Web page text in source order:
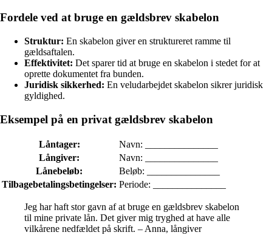
Fordele ved at bruge en gældsbrev skabelon
Struktur: En skabelon giver en struktureret ramme til
gældsaftalen.
Effektivitet: Det sparer tid at bruge en skabelon i stedet for at
oprette dokumentet fra bunden.
Juridisk sikkerhed: En veludarbejdet skabelon sikrer juridisk
gyldighed.
Eksempel på en privat gældsbrev skabelon
Låntager:
Navn: _______________
Långiver:
Navn: _______________
Lånebeløb:
Beløb: _______________
Tilbagebetalingsbetingelser: Periode: _______________
Jeg har haft stor gavn af at bruge en gældsbrev skabelon
til mine private lån. Det giver mig tryghed at have alle
vilkårene nedfældet på skrift. – Anna, långiver